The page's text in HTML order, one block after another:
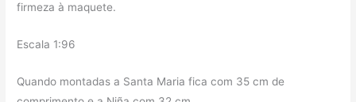
firmeza à maquete.
Escala 1:96
Quando montadas a Santa Maria fica com 35 cm de